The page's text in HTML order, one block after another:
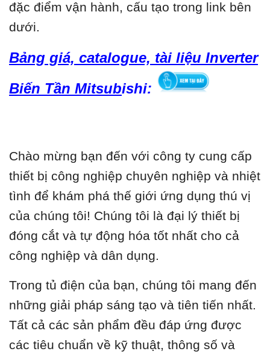
đặc điểm vận hành, cấu tạo trong link bên
dưới.
Bảng giá, catalogue, tài liệu Inverter
Biến Tần Mitsubishi:
Chào mừng bạn đến với công ty cung cấp
thiết bị công nghiệp chuyên nghiệp và nhiệt
tình để khám phá thế giới ứng dụng thú vị
của chúng tôi! Chúng tôi là đại lý thiết bị
đóng cắt và tự động hóa tốt nhất cho cả
công nghiệp và dân dụng.
Trong tủ điện của bạn, chúng tôi mang đến
những giải pháp sáng tạo và tiên tiến nhất.
Tất cả các sản phẩm đều đáp ứng được
các tiêu chuẩn về kỹ thuật, thông số và